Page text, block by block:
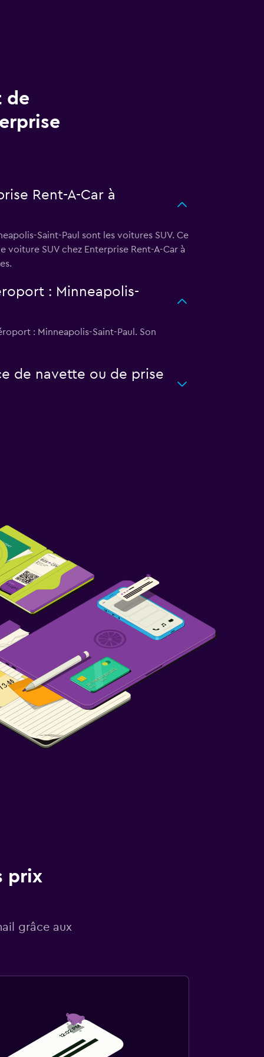
de
Rent-A-Car à
Saint-Paul sont les voitures SUV. Ce
voiture SUV chez Enterprise Rent-A-Car à
: Minneapolis-
: Minneapolis-Saint-Paul. Son
de navette ou de prise
prix
grâce aux